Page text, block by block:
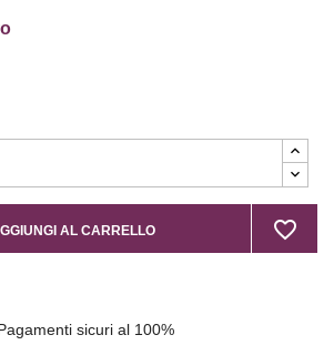
AL CARRELLO favorite_border
sicuri al 100%